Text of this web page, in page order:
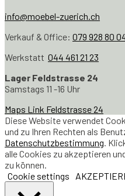
info@moebel-zuerich.ch
Verkauf & Office: 079 928 80
Werkstatt 044 461 21 23
Lager Feldstrasse 24
Samstags 11 -16 Uhr
Maps Link Feldstrasse 24
Diese Website verwendet
und zu Ihren Rechten als
Datenschutzbestimmung .
alle Cookies zu akzeptieren
zu können.
Cookie settings